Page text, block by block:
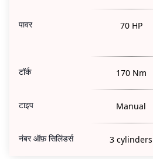
पावर 70 HP
टॉर्क 170 Nm
टाइप Manual
नंबर ऑफ़ सिलिंडर्स 3 cylinders